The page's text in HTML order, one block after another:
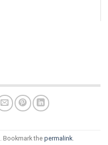
. Bookmark the permalink.